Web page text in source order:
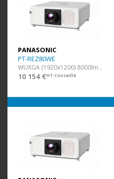
PANASONIC
PT-REZ80WE
WUXGA (1920x1200) 8000lm Blanc
10 154 €HT Conseillé